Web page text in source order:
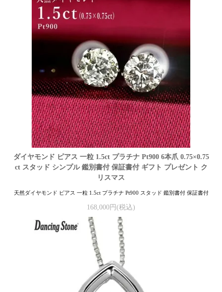
ダイヤモンド ピアス 一粒 1.5ct プラチナ Pt900 6本爪 0.75×0.75
ct スタッド シンプル 鑑別書付 保証書付 ギフト プレゼント ク
リスマス
天然ダイヤモンド ピアス 一粒 1.5ct プラチナ Pt900 スタッド 鑑別書付 保証書付
168,000円(税込)